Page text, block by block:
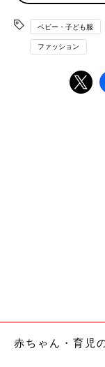
今回ピックアップす
なじみの犬印本舗
るかわいいウェア
れる商品を厳選し
ウボックス入りなの
ベビー・子ども服
ファッション
赤ちゃん・育児